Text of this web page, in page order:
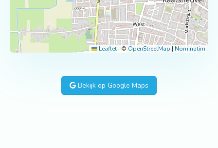
Leaflet | ©OpenStreetMap | Nominatim
Bekijk op Google Maps